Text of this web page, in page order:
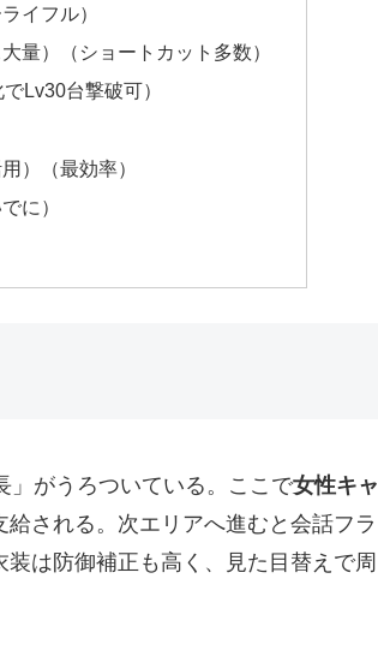
イフル）
量）（ショートカット多数）
Lv30台撃破可）
）（最効率）
に）
」がうろついている。ここで女性キャ
される。次エリアへ進むと会話フラ
は防御補正も高く、見た目替えで周